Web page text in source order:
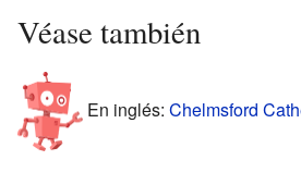
Véase también
En inglés: Chelmsford